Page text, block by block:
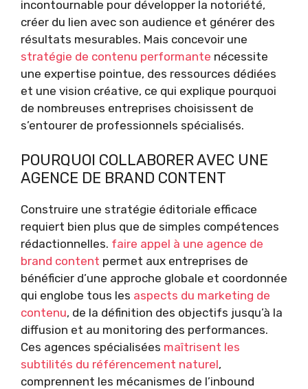
incontournable pour développer la notoriété,
créer du lien avec son audience et générer des
résultats mesurables. Mais concevoir une
stratégie de contenu performante nécessite
une expertise pointue, des ressources dédiées
et une vision créative, ce qui explique pourquoi
de nombreuses entreprises choisissent de
s’entourer de professionnels spécialisés.
POURQUOI COLLABORER AVEC UNE
AGENCE DE BRAND CONTENT
Construire une stratégie éditoriale efficace
requiert bien plus que de simples compétences
rédactionnelles. faire appel à une agence de
brand content permet aux entreprises de
bénéficier d’une approche globale et coordonnée
qui englobe tous les aspects du marketing de
contenu, de la définition des objectifs jusqu’à la
diffusion et au monitoring des performances.
Ces agences spécialisées maîtrisent les
subtilités du référencement naturel,
comprennent les mécanismes de l’inbound